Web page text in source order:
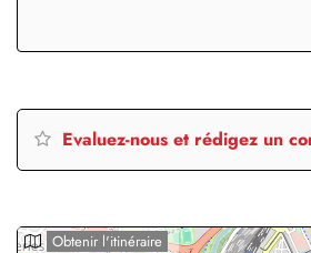
Evaluez-nous et rédigez un
Obtenir l'itinéraire